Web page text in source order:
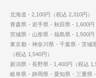
北海道 - 2,100円（税込 2,310円）
青森県・岩手県・秋田県 - 1,600円
宮城県・山形県・福島県 - 1,500円
東京都・神奈川県・千葉県・茨城
（税込 1,540円）
新潟県・長野県 - 1,400円（税込
岐阜県・静岡県・愛知県・三重県